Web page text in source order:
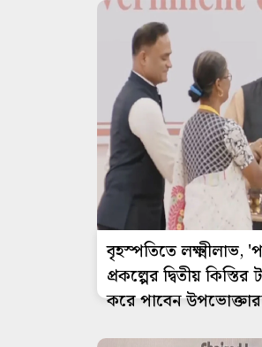
বৃহস্পতিতে লক্ষ্মীলাভ,
প্রকল্পের দ্বিতীয়
করে পাবেন